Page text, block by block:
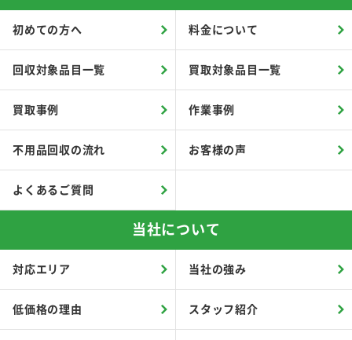
初めての方へ 料金について
回収対象品目一覧 買取対象品目一覧
買取事例 作業事例
不用品回収の流れ お客様の声
よくあるご質問
当社について
対応エリア 当社の強み
低価格の理由 スタッフ紹介